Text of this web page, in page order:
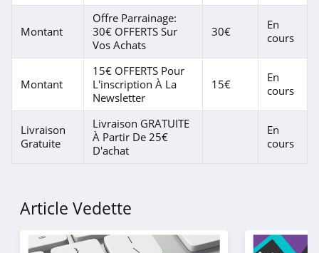
Montant
Offre Parrainage:
30€ OFFERTS Sur
Vos Achats
30€
En
cours
Montant
15€ OFFERTS Pour
L'inscription À La
Newsletter
15€
En
cours
Livraison
Gratuite
Livraison GRATUITE
À Partir De 25€
D'achat
En
cours
Article Vedette